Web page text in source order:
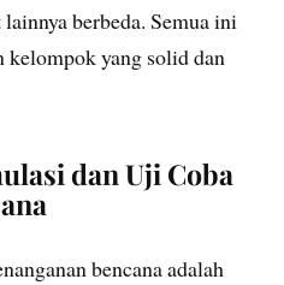
berbeda. Semua ini
kelompok yang solid dan
dan Uji Coba
bencana adalah